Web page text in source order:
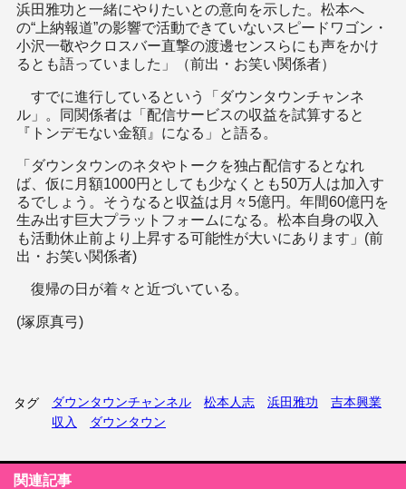
浜田雅功と一緒にやりたいとの意向を示した。松本へ
の“上納報道”の影響で活動できていないスピードワゴン・
小沢一敬やクロスバー直撃の渡邊センスらにも声をかけ
るとも語っていました」（前出・お笑い関係者）
すでに進行しているという「ダウンタウンチャンネ
ル」。同関係者は「配信サービスの収益を試算すると
『トンデモない金額』になる」と語る。
「ダウンタウンのネタやトークを独占配信するとなれ
ば、仮に月額1000円としても少なくとも50万人は加入す
るでしょう。そうなると収益は月々5億円。年間60億円を
生み出す巨大プラットフォームになる。松本自身の収入
も活動休止前より上昇する可能性が大いにあります」(前
出・お笑い関係者)
復帰の日が着々と近づいている。
(塚原真弓)
タグ ダウンタウンチャンネル 松本人志 浜田雅功
吉本興業
収入
ダウンタウン
関連記事